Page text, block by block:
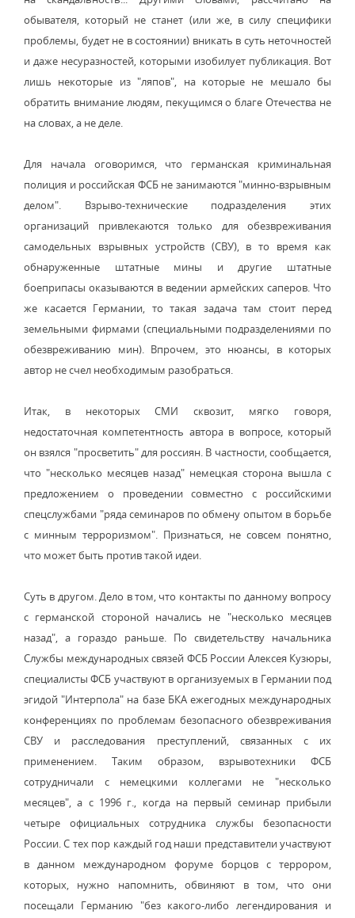
обывателя, который не станет (или же, в силу специфики
проблемы, будет не в состоянии) вникать в суть неточностей
и даже несуразностей, которыми изобилует публикация. Вот
лишь некоторые из "ляпов", на которые не мешало бы
обратить внимание людям, пекущимся о благе Отечества не
на словах, а не деле.
Для начала оговоримся, что германская криминальная
полиция и российская ФСБ не занимаются "минно-взрывным
делом". Взрыво-технические подразделения этих
организаций привлекаются только для обезвреживания
самодельных взрывных устройств (СВУ), в то время как
обнаруженные штатные мины и другие штатные
боеприпасы оказываются в ведении армейских саперов. Что
же касается Германии, то такая задача там стоит перед
земельными фирмами (специальными подразделениями по
обезвреживанию мин). Впрочем, это нюансы, в которых
автор не счел необходимым разобраться.
Итак, в некоторых СМИ сквозит, мягко говоря,
недостаточная компетентность автора в вопросе, который
он взялся "просветить" для россиян. В частности, сообщается,
что "несколько месяцев назад" немецкая сторона вышла с
предложением о проведении совместно с российскими
спецслужбами "ряда семинаров по обмену опытом в борьбе
с минным терроризмом". Признаться, не совсем понятно,
что может быть против такой идеи.
Суть в другом. Дело в том, что контакты по данному вопросу
с германской стороной начались не "несколько месяцев
назад", а гораздо раньше. По свидетельству начальника
Службы международных связей ФСБ России Алексея Кузюры,
специалисты ФСБ участвуют в организуемых в Германии под
эгидой "Интерпола" на базе БКА ежегодных международных
конференциях по проблемам безопасного обезвреживания
СВУ и расследования преступлений, связанных с их
применением. Таким образом, взрывотехники ФСБ
сотрудничали с немецкими коллегами не "несколько
месяцев", а с 1996 г., когда на первый семинар прибыли
четыре официальных сотрудника службы безопасности
России. С тех пор каждый год наши представители участвуют
в данном международном форуме борцов с террором,
которых, нужно напомнить, обвиняют в том, что они
посещали Германию "без какого-либо легендирования и